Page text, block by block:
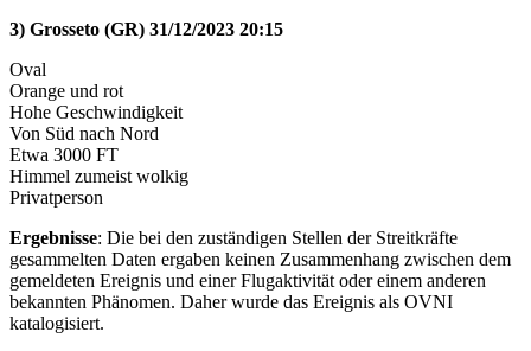
3) Grosseto (GR) 31/12/2023 20:15
Oval
Orange und rot
Hohe Geschwindigkeit
Von Süd nach Nord
Etwa 3000 FT
Himmel zumeist wolkig
Privatperson
Ergebnisse: Die bei den zuständigen Stellen der Streitkräfte
gesammelten Daten ergaben keinen Zusammenhang zwischen dem
gemeldeten Ereignis und einer Flugaktivität oder einem anderen
bekannten Phänomen. Daher wurde das Ereignis als OVNI
katalogisiert.